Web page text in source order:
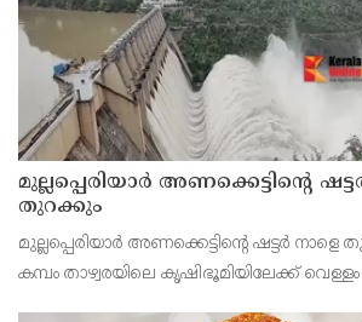
മുല്ലപ്പെരിയാർ അണക്കെട്ടിൻ്റെ
തുറക്കും
മുല്ലപ്പെരിയാർ അണക്കെട്ടിൻ്റെ ഷട്ടർ നാളെ
കമ്പം താഴ്വരയിലെ കൃഷിഭൂമിയിലേക്ക്